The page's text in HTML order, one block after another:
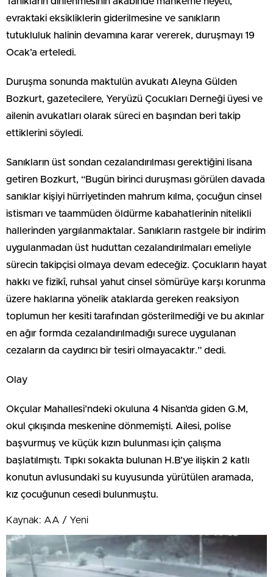
evraktaki eksikliklerin giderilmesine ve sanıkların
tutukluluk halinin devamına karar vererek, duruşmayı 19
Ocak’a erteledi.
Duruşma sonunda maktulün avukatı Aleyna Gülden
Bozkurt, gazetecilere, Yeryüzü Çocukları Derneği üyesi ve
ailenin avukatları olarak süreci en başından beri takip
ettiklerini söyledi.
Sanıkların üst sondan cezalandırılması gerektiğini lisana
getiren Bozkurt, “Bugün birinci duruşması görülen davada
sanıklar kişiyi hürriyetinden mahrum kılma, çocuğun cinsel
istismarı ve taammüden öldürme kabahatlerinin nitelikli
hallerinden yargılanmaktalar. Sanıkların rastgele bir indirim
uygulanmadan üst huduttan cezalandırılmaları emeliyle
sürecin takipçisi olmaya devam edeceğiz. Çocukların hayat
hakkı ve fizikî, ruhsal yahut cinsel sömürüye karşı korunma
üzere haklarına yönelik ataklarda gereken reaksiyon
toplumun her kesiti tarafından gösterilmediği ve bu akınlar
en ağır formda cezalandırılmadığı surece uygulanan
cezaların da caydırıcı bir tesiri olmayacaktır.” dedi.
Olay
Okçular Mahallesi’ndeki okuluna 4 Nisan’da giden G.M,
okul çıkışında meskenine dönmemişti. Ailesi, polise
başvurmuş ve küçük kızın bulunması için çalışma
başlatılmıştı. Tıpkı sokakta bulunan H.B’ye ilişkin 2 katlı
konutun avlusundaki su kuyusunda yürütülen aramada,
kız çocuğunun cesedi bulunmuştu.
Kaynak: AA / Yeni